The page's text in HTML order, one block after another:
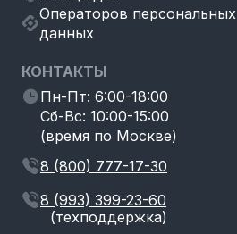
Операторов персональных
данных
КОНТАКТЫ
Пн-Пт: 6:00-18:00
Сб-Вс: 10:00-15:00
(время по Москве)
8 (800) 777-17-30
8 (993) 399-23-60
(техподдержка)